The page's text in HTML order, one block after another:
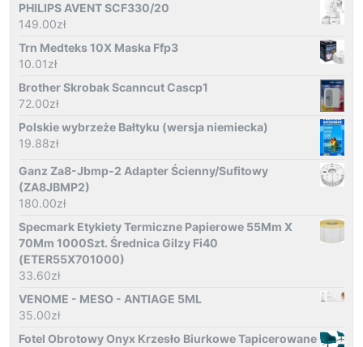
PHILIPS AVENT SCF330/20
149.00zł
Trn Medteks 10X Maska Ffp3
10.01zł
Brother Skrobak Scanncut Cascp1
72.00zł
Polskie wybrzeże Bałtyku (wersja niemiecka)
19.88zł
Ganz Za8-Jbmp-2 Adapter Ścienny/Sufitowy
(ZA8JBMP2)
180.00zł
Specmark Etykiety Termiczne Papierowe 55Mm X
70Mm 1000Szt. Średnica Gilzy Fi40
(ETER55X701000)
33.60zł
VENOME - MESO - ANTIAGE 5ML
35.00zł
Fotel Obrotowy Onyx Krzesło Biurkowe Tapicerowane